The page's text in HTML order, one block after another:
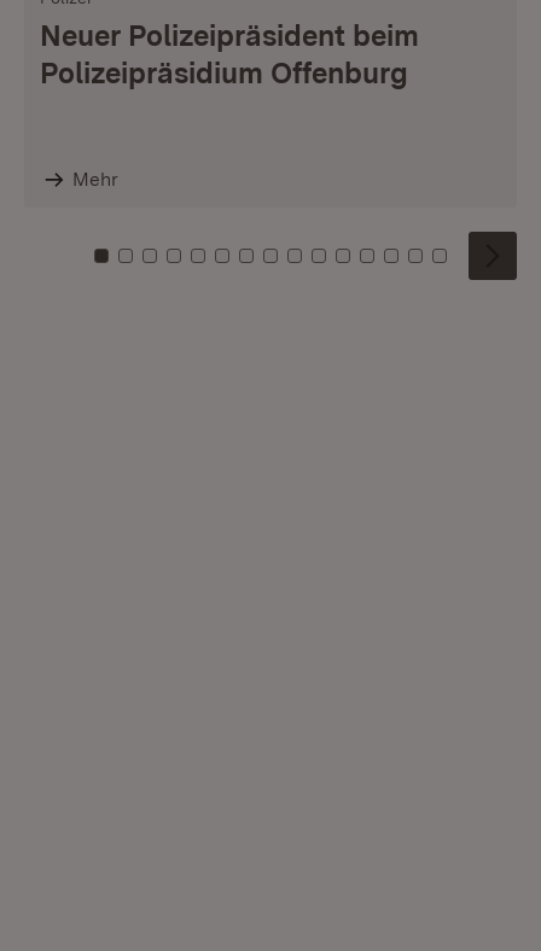
Neuer Polizeipräsident beim
Polizeipräsidium Offenburg
Mehr
Zu Kachel: 0
Zu Kachel: 1
Zu Kachel: 2
Zu Kachel: 3
Zu Kachel: 4
Zu Kachel: 5
Zu Kachel: 6
Zu Kachel: 7
Zu Kachel: 8
Zu Kachel: 9
Zu Kachel: 10
Zu Kachel: 11
Zu Kachel: 12
Zu Kachel:
Zu